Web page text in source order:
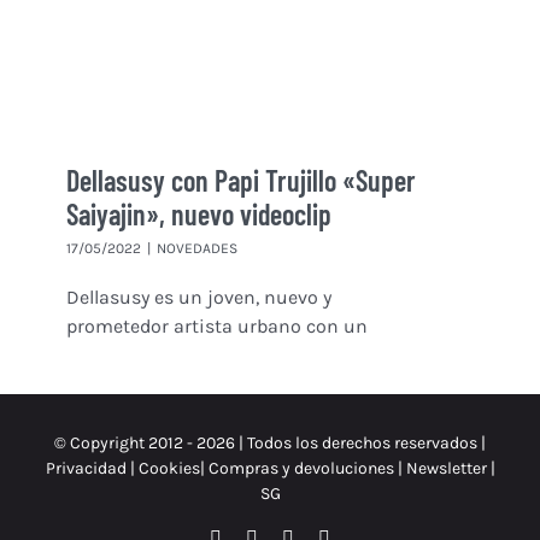
Dellasusy con Papi Trujillo «Super
Saiyajin», nuevo videoclip
17/05/2022 | NOVEDADES
Dellasusy es un joven, nuevo y
prometedor artista urbano con un
© Copyright 2012 -2026 | Todos los derechos reservados |
Privacidad | Cookies| Compras y devoluciones| Newsletter |
SG